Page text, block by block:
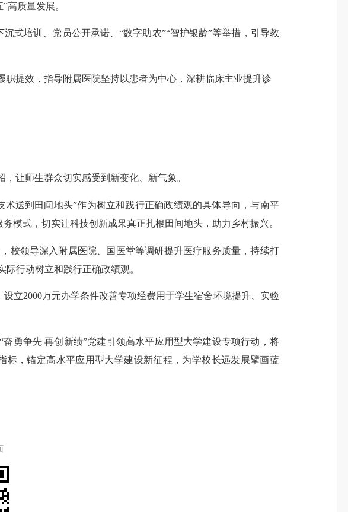
高质量发展。
沉式培训、党员公开承诺、“数字助农”“智护银龄”等举措，引导教
职提效 ，指导附属医院坚持以患者为中心，深耕临床主业提升诊
让师生群众切实感受到新变化、新气象。
术送到田间地头”作为树立和践行正确政绩观的具体导向，与南平
模式，切实让科技创新成果真正扎根田间地头，助力乡村振兴。
校领导深入附属医院、国医堂等调研提升医疗服务质量，持续打
行动树立和践行正确政绩观。
设立2000万元办学条件改善专项经费用于学生宿舍环境提升、实验
勇争先 再创新绩”党建引领高水平应用型大学建设专项行动 ， 将
标，锚定高水平应用型大学建设新征程，为学校长远发展擘画蓝